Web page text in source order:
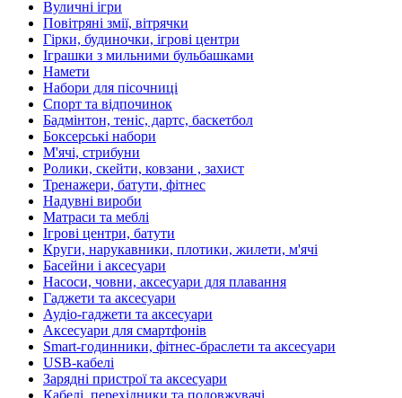
Вуличні ігри
Повітряні змії, вітрячки
Гірки, будиночки, ігрові центри
Іграшки з мильними бульбашками
Намети
Набори для пісочниці
Спорт та відпочинок
Бадмінтон, теніс, дартс, баскетбол
Боксерські набори
М'ячі, стрибуни
Ролики, скейти, ковзани , захист
Тренажери, батути, фітнес
Надувні вироби
Матраси та меблі
Ігрові центри, батути
Круги, нарукавники, плотики, жилети, м'ячі
Басейни і аксесуари
Насоси, човни, аксесуари для плавання
Гаджети та аксесуари
Аудіо-гаджети та аксесуари
Аксесуари для смартфонів
Smart-годинники, фітнес-браслети та аксесуари
USB-кабелі
Зарядні пристрої та аксесуари
Кабелі, перехідники та подовжувачі